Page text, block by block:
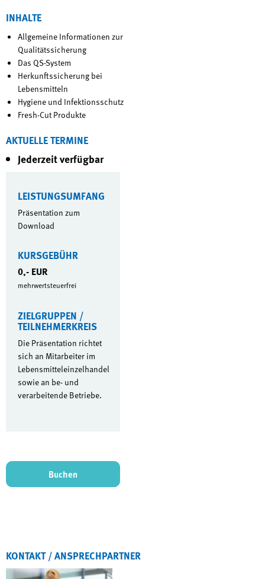
INHALTE
Allgemeine Informationen zur
Qualitätssicherung
Das QS-System
Herkunftssicherung bei
Lebensmitteln
Hygiene und Infektionsschutz
Fresh-Cut Produkte
AKTUELLE TERMINE
Jederzeit verfügbar
LEISTUNGSUMFANG
Präsentation zum
Download
KURSGEBÜHR
0,- EUR
mehrwertsteuerfrei
ZIELGRUPPEN /
TEILNEHMERKREIS
Die Präsentation richtet
sich an Mitarbeiter im
Lebensmitteleinzelhandel
sowie an be- und
verarbeitende Betriebe.
Buchen
KONTAKT / ANSPRECHPARTNER